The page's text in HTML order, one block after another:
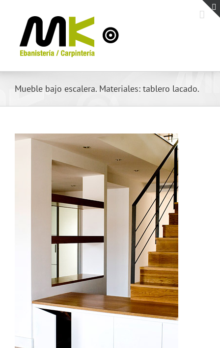
contenido
Mueble bajo escalera. Materiales: tablero lacado.